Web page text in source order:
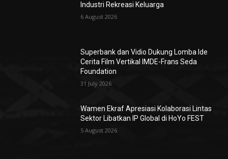
Industri Rekreasi Keluarga
6 August 2026
Superbank dan Vidio Dukung Lomba Ide
Cerita Film Vertikal IMDE-Frans Seda
Foundation
31 July 2026
Wamen Ekraf Apresiasi Kolaborasi Lintas
Sektor Libatkan IP Global di HoYo FEST
5 August 2026